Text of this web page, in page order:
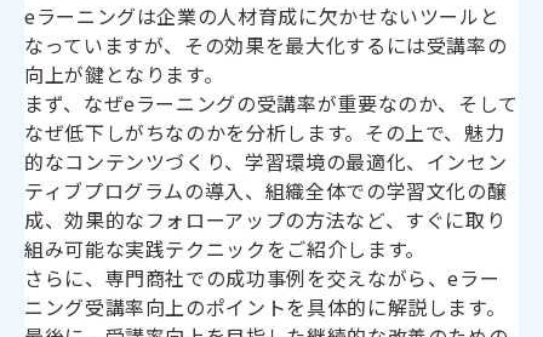
eラーニングは企業の人材育成に欠かせないツールと
なっていますが、その効果を最大化するには受講率の
向上が鍵となります。
まず、なぜeラーニングの受講率が重要なのか、そして
なぜ低下しがちなのかを分析します。その上で、魅力
的なコンテンツづくり、学習環境の最適化、インセン
ティブプログラムの導入、組織全体での学習文化の醸
成、効果的なフォローアップの方法など、すぐに取り
組み可能な実践テクニックをご紹介します。
さらに、専門商社での成功事例を交えながら、eラー
ニング受講率向上のポイントを具体的に解説します。